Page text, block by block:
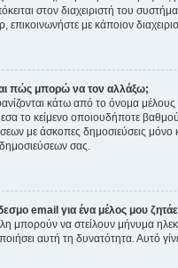
στον διαχειριστή του
επικοινωνήστε με κάποιον
πώς μπορώ να τον αλλάξω;
κάτω από το όνομα
το κείμενο οποιουδήποτε
με άσκοπες δημοσιεύσεις μόνο
σας.
email για ένα μέλος μου
μπορούν να στείλουν μήνυμα
αυτή τη δυνατότητα.